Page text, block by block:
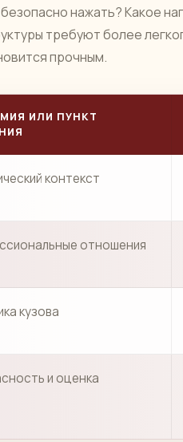
нажать? Какое
требуют более
прочным.
ИЛИ ПУНКТ
контекст
отношения
кузова
и оценка